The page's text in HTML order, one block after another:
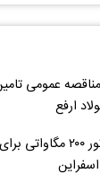
ارفع
تولید شفت روتور